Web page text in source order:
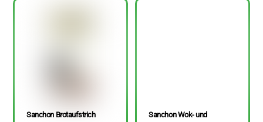
Sanchon Brotaufstrich
Sanchon Wok- und